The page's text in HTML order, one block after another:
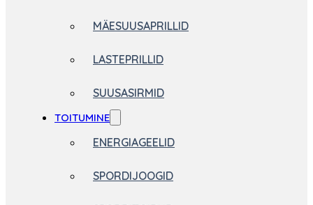
MÄESUUSAPRILLID
LASTEPRILLID
SUUSASIRMID
TOITUMINE
ENERGIAGEELID
SPORDIJOOGID